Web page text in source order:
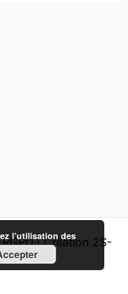
|Création 2S-
l’utilisation des